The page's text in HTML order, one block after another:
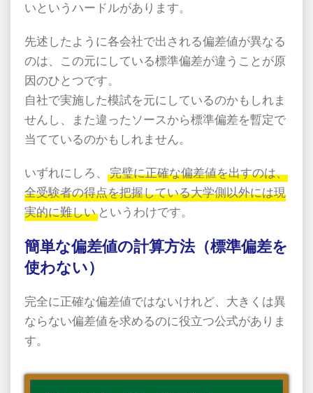
いというハードルがあります。
先述したように各会社で出される偏差値が異なる
のは、この元にしている標準偏差が違うことが原
因のひとつです。
自社で実施した模試を元にしているのかもしれま
せんし、また違ったソースから標準偏差を暫定で
当てているのかもしれません。
いずれにしろ、
完璧に正確な偏差値を出すのは、
全受験者の得点を把握している大学側以外には現
実的に難しい というわけです。
簡単な偏差値の計算方法（標準偏差を
使わない）
完全に正確な偏差値ではないけれど、大きくは異
ならない偏差値を求めるのに役立つ公式がありま
す。